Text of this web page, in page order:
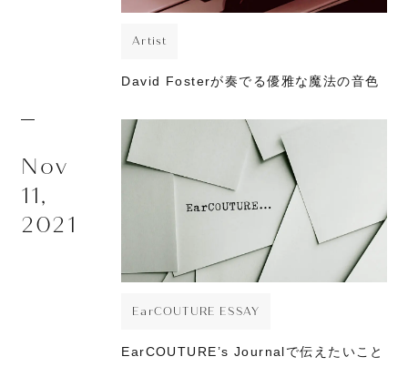
Artist
David Fosterが奏でる優雅な魔法の音色
Nov
11,
2021
EarCOUTURE ESSAY
EarCOUTURE’s Journalで伝えたいこと